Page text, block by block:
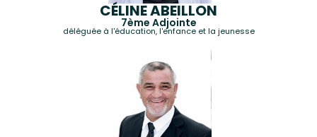
CÉLINE ABEILLON
7ème Adjointe
déléguée à l'éducation, l'enfance et la jeunesse